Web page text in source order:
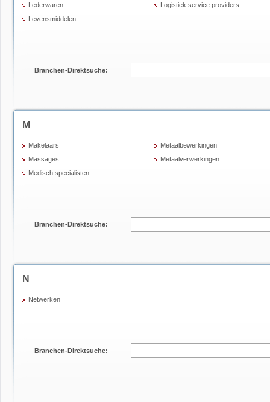
Lederwaren
Levensmiddelen
Logistiek service providers
Branchen-Direktsuche:
M
Makelaars
Massages
Medisch specialisten
Metaalbewerkingen
Metaalverwerkingen
Branchen-Direktsuche:
N
Netwerken
Branchen-Direktsuche: